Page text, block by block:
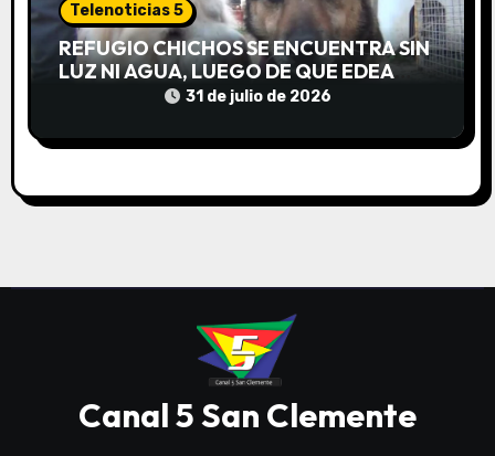
Telenoticias 5
REFUGIO CHICHOS SE ENCUENTRA SIN
LUZ NI AGUA, LUEGO DE QUE EDEA
CORTARA EL SUMINISTRO SIN AVISO
31 de julio de 2026
Canal 5 San Clemente